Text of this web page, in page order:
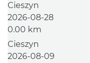
Cieszyn
2026-08-28
0.00 km
Cieszyn
2026-08-09